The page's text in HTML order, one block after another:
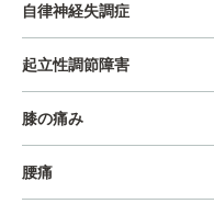
自律神経失調症
起立性調節障害
膝の痛み
腰痛